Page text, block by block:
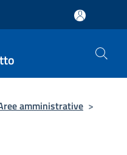
amministrative >